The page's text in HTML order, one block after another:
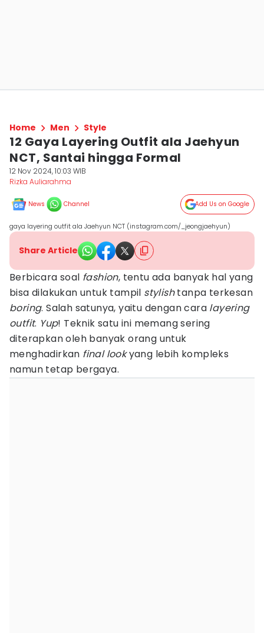
Home Men Style
12 Gaya Layering Outfit ala Jaehyun
NCT, Santai hingga Formal
12 Nov 2024, 10:03 WIB
Rizka Auliarahma
News Channel Add Us on Google
gaya layering outfit ala Jaehyun NCT (instagram.com/_jeongjaehyun)
Share Article
Berbicara soal fashion, tentu ada banyak hal yang
bisa dilakukan untuk tampil stylishtanpa terkesan
boring. Salah satunya, yaitu dengan cara layering
outfit. Yup! Teknik satu ini memang sering
diterapkan oleh banyak orang untuk
menghadirkan final lookyang lebih kompleks
namun tetap bergaya.